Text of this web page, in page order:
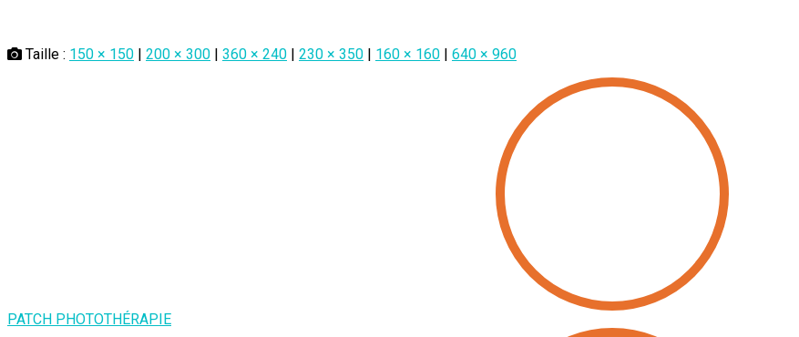
Taille : 150 × 150 | 200 × 300 | 360 × 240 | 230 × 350 | 160 × 160 | 640 × 960
PATCH PHOTOTHÉRAPIE